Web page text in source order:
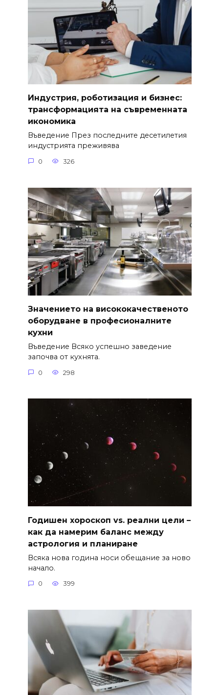
Индустрия, роботизация и бизнес:
трансформацията на съвременната
икономика
Въведение През последните десетилетия
индустрията преживява
0 326
Значението на висококачественото
оборудване в професионалните
кухни
Въведение Всяко успешно заведение
започва от кухнята.
0 298
Годишен хороскоп vs. реални цели –
как да намерим баланс между
астрология и планиране
Всяка нова година носи обещание за ново
начало.
0 399